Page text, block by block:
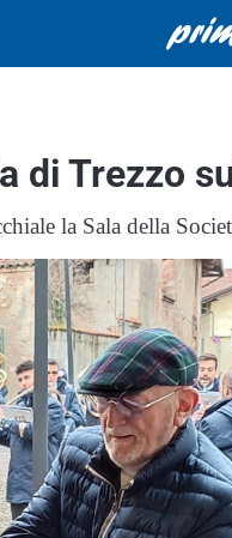
di Trezzo
la Sala della